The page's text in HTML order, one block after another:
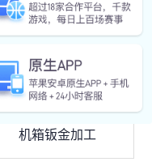
机箱钣金加工